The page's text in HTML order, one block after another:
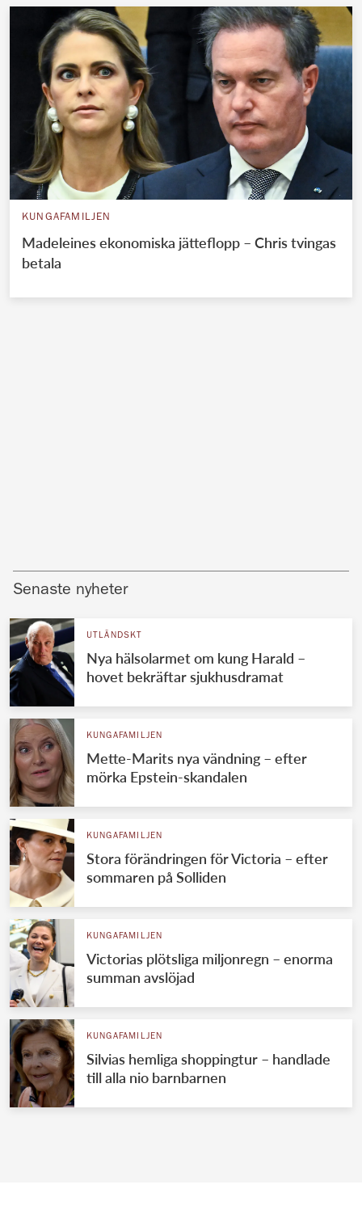
KUNGAFAMILJEN
Madeleines ekonomiska jätteflopp – Chris tvingas
betala
Senaste nyheter
UTLÄNDSKT
Nya hälsolarmet om kung Harald –
hovet bekräftar sjukhusdramat
KUNGAFAMILJEN
Mette-Marits nya vändning – efter
mörka Epstein-skandalen
KUNGAFAMILJEN
Stora förändringen för Victoria – efter
sommaren på Solliden
KUNGAFAMILJEN
Victorias plötsliga miljonregn – enorma
summan avslöjad
KUNGAFAMILJEN
Silvias hemliga shoppingtur – handlade
till alla nio barnbarnen